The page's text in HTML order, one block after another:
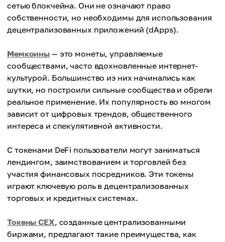
сетью блокчейна. Они не означают право
собственности, но необходимы для использования
децентрализованных приложений (dApps).
Мемкоины — это монеты, управляемые
сообществами, часто вдохновленные интернет-
культурой. Большинство из них начинались как
шутки, но построили сильные сообщества и обрели
реальное применение. Их популярность во многом
зависит от цифровых трендов, общественного
интереса и спекулятивной активности.
С токенами DeFi пользователи могут заниматься
лендингом, заимствованием и торговлей без
участия финансовых посредников. Эти токены
играют ключевую роль в децентрализованных
торговых и кредитных системах.
Токены CEX, созданные централизованными
биржами, предлагают такие преимущества, как